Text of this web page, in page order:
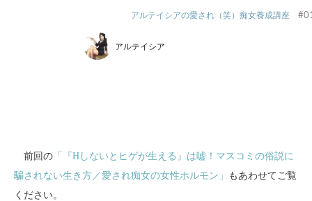
アルテイシアの愛され（笑）痴女養成講座
アルテイシア
前回の 「『Hしないとヒゲが生える』は嘘！マスコミの俗説に
騙されない生き方／愛され痴女の女性ホルモン」
もあわせてご覧
ください。